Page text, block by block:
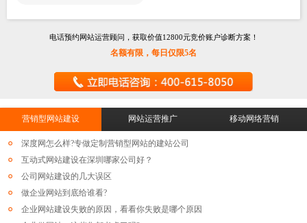
电话预约网站运营顾问，获取价值 12800元竞价账户诊断方案！
名额有限，每日仅限5名
营销型网站建设 网站运营推广 移动网络营销
深度网怎么样?专做定制营销型网站的建站公司
互动式网站建设在深圳哪家公司好？
公司网站建设的几大误区
做企业网站到底给谁看?
企业网站建设失败的原因，看看你失败是哪个原因